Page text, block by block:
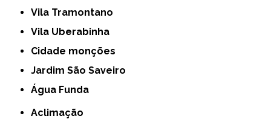
Vila Tramontano
Vila Uberabinha
cidade monções
jardim São Saveiro
Água Funda
Aclimação